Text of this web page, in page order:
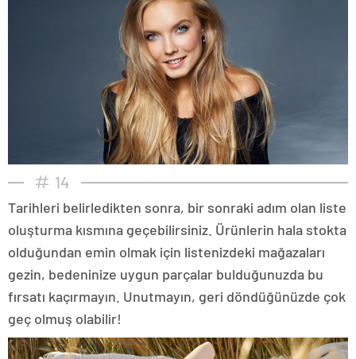
14
Tarihleri belirledikten sonra, bir sonraki adım olan liste
oluşturma kısmına geçebilirsiniz. Ürünlerin hala stokta
olduğundan emin olmak için listenizdeki mağazaları
gezin, bedeninize uygun parçalar bulduğunuzda bu
fırsatı kaçırmayın. Unutmayın, geri döndüğünüzde çok
geç olmuş olabilir!